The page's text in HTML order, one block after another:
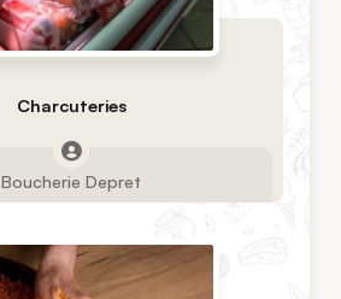
Charcuteries
Boucherie Depret